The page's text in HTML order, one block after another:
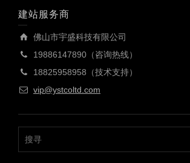
建站服务商
佛山市宇盛科技有限公司
19886147890（咨询热线）
18825958958（技术支持）
vip@ystcoltd.com